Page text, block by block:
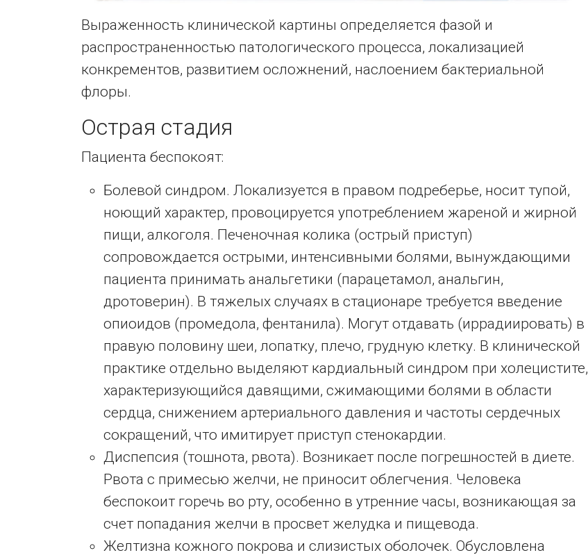
Выраженность клинической картины определяется фазой и
распространенностью патологического процесса, локализацией
конкрементов, развитием осложнений, наслоением бактериальной
флоры.
Острая стадия
Пациента беспокоят:
Болевой синдром. Локализуется в правом подреберье, носит тупой,
ноющий характер, провоцируется употреблением жареной и жирной
пищи, алкоголя. Печеночная колика (острый приступ)
сопровождается острыми, интенсивными болями, вынуждающими
пациента принимать анальгетики (парацетамол, анальгин,
дротоверин). В тяжелых случаях в стационаре требуется введение
опиоидов (промедола, фентанила). Могут отдавать (иррадиировать) в
правую половину шеи, лопатку, плечо, грудную клетку. В клинической
практике отдельно выделяют кардиальный синдром при холецистите,
характеризующийся давящими, сжимающими болями в области
сердца, снижением артериального давления и частоты сердечных
сокращений, что имитирует приступ стенокардии.
Диспепсия (тошнота, рвота). Возникает после погрешностей в диете.
Рвота с примесью желчи, не приносит облегчения. Человека
беспокоит горечь во рту, особенно в утренние часы, возникающая за
счет попадания желчи в просвет желудка и пищевода.
Желтизна кожного покрова и слизистых оболочек. Обусловлена